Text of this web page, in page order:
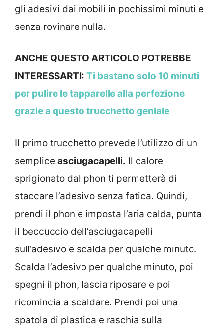
gli adesivi dai mobili in pochissimi minuti e
senza rovinare nulla.
ANCHE QUESTO ARTICOLO POTREBBE
INTERESSARTI: Ti bastano solo 10 minuti
per pulire le tapparelle alla perfezione
grazie a questo trucchetto geniale
Il primo trucchetto prevede l’utilizzo di un
semplice asciugacapelli. Il calore
sprigionato dal phon ti permetterà di
staccare l’adesivo senza fatica. Quindi,
prendi il phon e imposta l’aria calda, punta
il beccuccio dell’asciugacapelli
sull’adesivo e scalda per qualche minuto.
Scalda l’adesivo per qualche minuto, poi
spegni il phon, lascia riposare e poi
ricomincia a scaldare. Prendi poi una
spatola di plastica e raschia sulla